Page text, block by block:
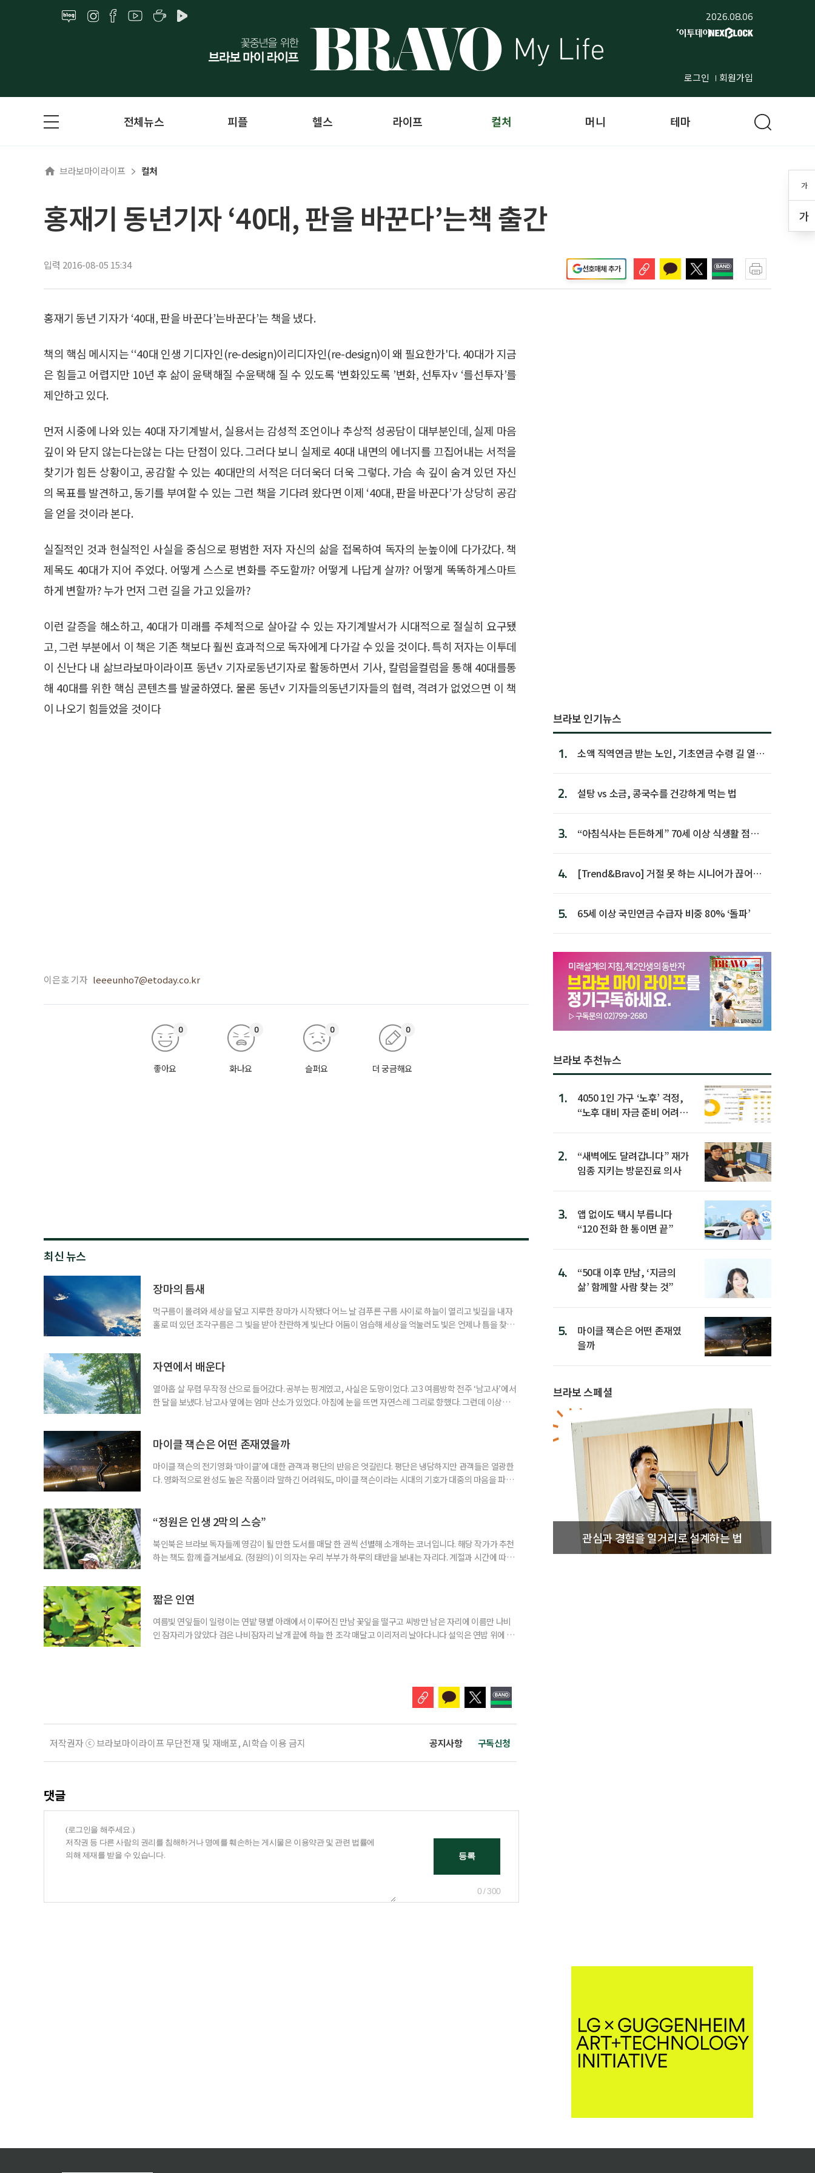
2026.08.06
로그인 회원가입
가
가
전체뉴스 피플 헬스 라이프 컬처 머니 테마
브라보마이라이프 컬처
홍재기 동년기자 ‘40대, 판을 바꾼다’는책 출간
입력 2016-08-05 15:34 선호매체 추가
홍재기 동년 기자가 ‘40대, 판을 바꾼다’는바꾼다’는 책을 냈다.
책의 핵심 메시지는 ‘‘40대 인생 기디자인(re-design)이리디자인(re-design)이 왜 필요한가'다. 40대가 지금
은 힘들고 어렵지만 10년 후 삶이 윤택해질 수윤택해 질 수 있도록 ‘변화있도록 ’변화, 선투자˅ ‘를선투자’를
제안하고 있다.
먼저 시중에 나와 있는 40대 자기계발서, 실용서는 감성적 조언이나 추상적 성공담이 대부분인데, 실제 마음
깊이 와 닫지 않는다는않는 다는 단점이 있다. 그러다 보니 실제로 40대 내면의 에너지를 끄집어내는 서적을
찾기가 힘든 상황이고, 공감할 수 있는 40대만의 서적은 더더욱더 더욱 그렇다. 가슴 속 깊이 숨겨 있던 자신
의 목표를 발견하고, 동기를 부여할 수 있는 그런 책을 기다려 왔다면 이제 ‘40대, 판을 바꾼다’가 상당히 공감
을 얻을 것이라 본다.
실질적인 것과 현실적인 사실을 중심으로 평범한 저자 자신의 삶을 접목하여 독자의 눈높이에 다가갔다. 책
제목도 40대가 지어 주었다. 어떻게 스스로 변화를 주도할까? 어떻게 나답게 살까? 어떻게 똑똑하게스마트
하게 변할까? 누가 먼저 그런 길을 가고 있을까?
이런 갈증을 해소하고, 40대가 미래를 주체적으로 살아갈 수 있는 자기계발서가 시대적으로 절실히 요구됐
고, 그런 부분에서 이 책은 기존 책보다 훨씬 효과적으로 독자에게 다가갈 수 있을 것이다. 특히 저자는 이투데
이 신난다 내 삶브라보마이라이프 동년˅ 기자로동년기자로 활동하면서 기사, 칼럼을컬럼을 통해 40대를통
해 40대를 위한 핵심 콘텐츠를 발굴하였다. 물론 동년˅ 기자들의동년기자들의 협력, 격려가 없었으면 이 책
이 나오기 힘들었을 것이다
이은호 기자 leeeunho7@etoday.co.kr
좋아요
0
화나요
0
슬퍼요
0
더 궁금해요
0
최신 뉴스
장마의 틈새
먹구름이 몰려와 세상을 덮고 지루한 장마가 시작됐다 어느 날 검푸른 구름 사이로 하늘이 열리고 빛길을 내자
홀로 떠 있던 조각구름은 그 빛을 받아 찬란하게 빛난다 어둠이 엄습해 세상을 억눌러도 빛은 언제나 틈을 찾아
자연에서 배운다
열아홉 살 무렵 무작정 산으로 들어갔다. 공부는 핑계였고, 사실은 도망이었다. 고3 여름방학 전주 ‘남고사’에서
한 달을 보냈다. 남고사 옆에는 엄마 산소가 있었다. 아침에 눈을 뜨면 자연스레 그리로 향했다. 그런데 이상하
람의 눈길이 없는 곳에서 비로소 나는 나를 제대로 들여다볼 수 있었다. 산에서 보낸 한 달
마이클 잭슨은 어떤 존재였을까
마이클 잭슨의 전기영화 ‘마이클’에 대한 관객과 평단의 반응은 엇갈린다. 평단은 냉담하지만 관객들은 열광한
다. 영화적으로 완성도 높은 작품이라 말하긴 어려워도, 마이클 잭슨이라는 시대의 기호가 대중의 마음을 파고
만 봐도 기대되는 작품이다. ‘보헤미안 랩소디’는 2018년 개봉 당시 무려 990만 관객을 동원했다. 싱어
“정원은 인생 2막의 스승”
북인북은 브라보 독자들께 영감이 될 만한 도서를 매달 한 권씩 선별해 소개하는 코너입니다. 해당 작가가 추천
하는 책도 함께 즐겨보세요. (정원의) 이 의자는 우리 부부가 하루의 태반을 보내는 자리다. 계절과 시간에 따라
리스가 화려한 얼굴을 내밀면 그 앞으로 자리를 옮긴다. -‘꽃을 보다, 마음을 듣다’, 14~16p 은퇴
짧은 인연
여름빛 연잎들이 일렁이는 연밭 땡볕 아래에서 이루어진 만남 꽃잎을 떨구고 씨방만 남은 자리에 이름만 나비
인 잠자리가 앉았다 검은 나비잠자리 날개 끝에 하늘 한 조각 매달고 이리저리 날아다니다 설익은 연밥 위에 앉
저작권자 ⓒ 브라보마이라이프 무단전재 및 재배포, AI학습 이용 금지 공지사항 구독신청
댓글
0 / 300
브라보 인기뉴스
1.
소액 직역연금 받는 노인, 기초연금 수령 길 열린
2. 설탕 vs 소금, 콩국수를 건강하게 먹는 법
3.
“아침식사는 든든하게” 70세 이상 식생활 점수
4.
[Trend&Bravo] 거절 못 하는 시니어가 끊어야
5. 65세 이상 국민연금 수급자 비중 80% ‘돌파’
브라보 추천뉴스
1.
4050 1인 가구 ‘노후’ 걱정,
“노후 대비 자금 준비 어려
2.
“새벽에도 달려갑니다” 재가
임종 지키는 방문진료 의사
3.
앱 없이도 택시 부릅니다
“120 전화 한 통이면 끝”
4.
“50대 이후 만남, ‘지금의
삶’ 함께할 사람 찾는 것”
5.
마이클 잭슨은 어떤 존재였
을까
브라보 스페셜
관심과 경험을 일거리로 설계하는 법